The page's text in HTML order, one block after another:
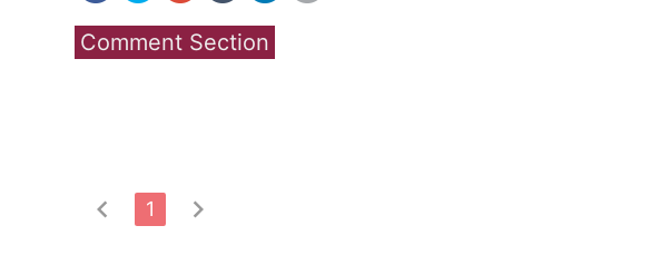
Comment Section
chevron_left 1 chevron_right